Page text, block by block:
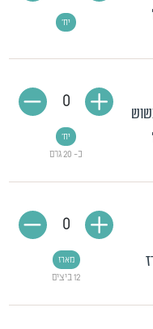
יח'
כ- 20 גרם
יח'
0
12 ביצים
מארז
0